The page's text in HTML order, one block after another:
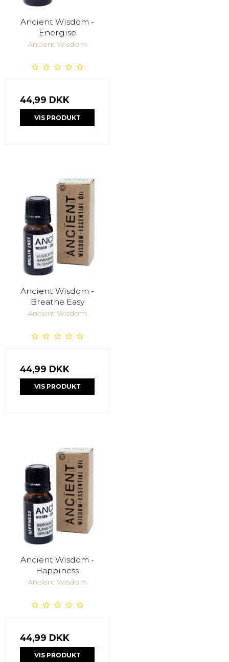
Ancient Wisdom -
Energise
Ancient Wisdom
44,99 DKK
VIS PRODUKT
Ancient Wisdom -
Breathe Easy
Ancient Wisdom
44,99 DKK
VIS PRODUKT
Ancient Wisdom -
Happiness
Ancient Wisdom
44,99 DKK
VIS PRODUKT